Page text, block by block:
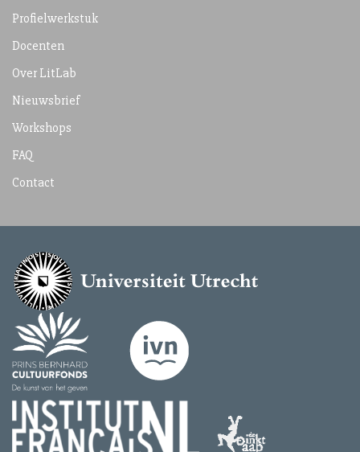
Profielwerkstuk
Docenten
Over LitLab
Nieuwsbrief
Workshops
FAQ
Contact